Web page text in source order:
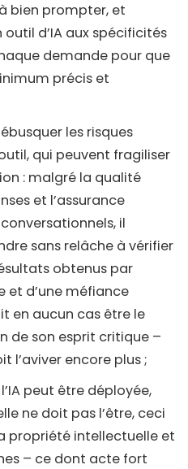
bien prompter, et
d’IA aux spécificités
demande pour que
précis et
les risques
qui peuvent fragiliser
: malgré la qualité
et l’assurance
il
sans relâche à vérifier
obtenus par
et d’une méfiance
en aucun cas être le
de son esprit critique –
l’aviver encore plus ;
peut être déployée,
ne doit pas l’être, ceci
propriété intellectuelle et
– ce dont acte fort